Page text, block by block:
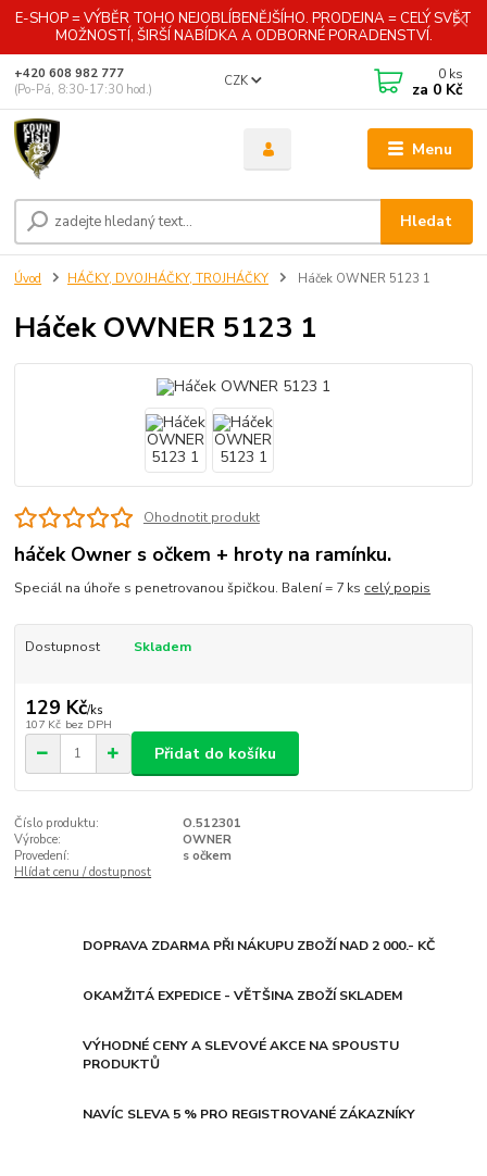
E-SHOP = VÝBĚR TOHO NEJOBLÍBENĚJŠÍHO. PRODEJNA = CELÝ SVĚT
MOŽNOSTÍ, ŠIRŠÍ NABÍDKA A ODBORNÉ PORADENSTVÍ.
Menu
CZK
Hledat
+420 608 982 777
(Po-Pá, 8:30-17:30 hod.)
0 ks
za 0 Kč
Úvod HÁČKY, DVOJHÁČKY, TROJHÁČKY Háček OWNER 5123 1
Háček OWNER 5123 1
Ohodnotit produkt
háček Owner s očkem + hroty na ramínku.
Speciál na úhoře s penetrovanou špičkou. Balení = 7 ks celý popis
Dostupnost Skladem
129 Kč/ks
107 Kč bez DPH
Přidat do košíku
Číslo produktu:
O.512301
Výrobce:
OWNER
Provedení:
s očkem
Hlídat cenu / dostupnost
DOPRAVA ZDARMA PŘI NÁKUPU ZBOŽÍ NAD 2 000.- KČ
OKAMŽITÁ EXPEDICE - VĚTŠINA ZBOŽÍ SKLADEM
VÝHODNÉ CENY A SLEVOVÉ AKCE NA SPOUSTU
PRODUKTŮ
NAVÍC SLEVA 5 % PRO REGISTROVANÉ ZÁKAZNÍKY